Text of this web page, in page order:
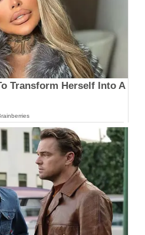
Transform Herself Into A